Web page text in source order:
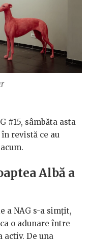
#15, sâmbăta asta
revistă ce au
Albă a
a NAG s-a simțit,
o adunare între
De una